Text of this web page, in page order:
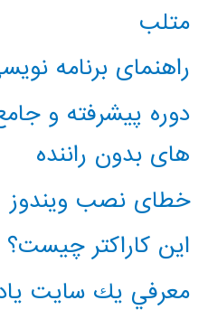
متلب
راهنمای برنامه
دوره پیشرفته و
های بدون راننده
خطای نصب ویندوز
این کاراکتر چیست؟ 65279
معرفي يك سايت